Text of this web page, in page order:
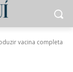
vacina completa